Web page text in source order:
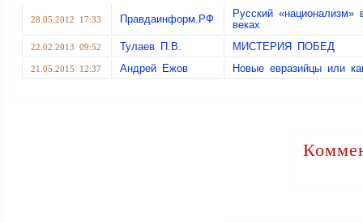
28.05.2012 17:33 Правдаинформ.РФ
Русский
веках
22.02.2013 09:52 Тулаев П.В. МИСТЕРИЯ ПОБЕД
21.05.2015 12:37 Андрей Ежов Новые евразийцы или